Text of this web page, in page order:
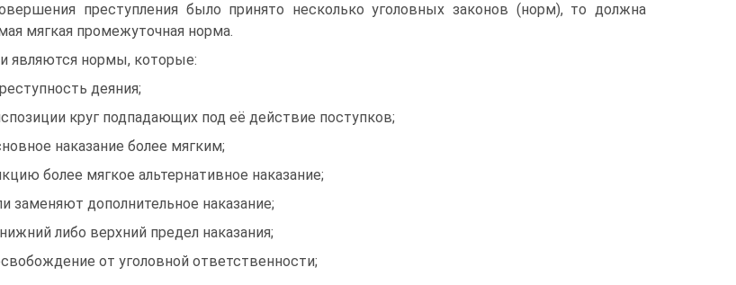
преступления было принято несколько уголовных законов (норм), то должна
мягкая промежуточная норма.
являются нормы, которые:
деяния;
круг подпадающих под её действие поступков;
наказание более мягким;
более мягкое альтернативное наказание;
заменяют дополнительное наказание;
либо верхний предел наказания;
от уголовной ответственности;